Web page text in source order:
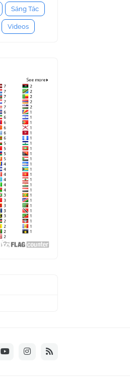
Sáng Tác
Videos